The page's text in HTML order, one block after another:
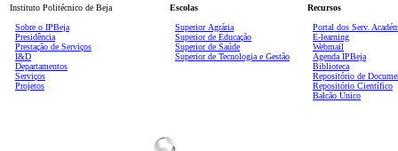
Instituto Politécnico de Beja
Sobre o IPBeja
Presidência
Prestação de Serviços
I&D
Departamentos
Serviços
Projetos
Escolas
Superior Agrária
Superior de Educação
Superior de Saúde
Superior de Tecnologia e Gestão
Recursos
Portal dos Serv.
E-learning
Webmail
Agenda IPBeja
Biblioteca
Repositório de
Repositório Científico
Balcão Único